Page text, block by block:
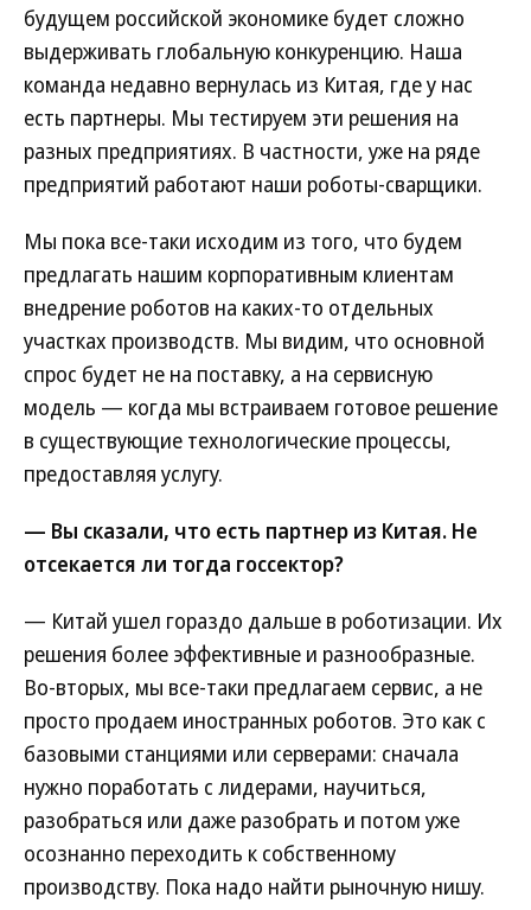
будущем российской экономике будет сложно
выдерживать глобальную конкуренцию. Наша
команда недавно вернулась из Китая, где у нас
есть партнеры. Мы тестируем эти решения на
разных предприятиях. В частности, уже на ряде
предприятий работают наши роботы-сварщики.
Мы пока все-таки исходим из того, что будем
предлагать нашим корпоративным клиентам
внедрение роботов на каких-то отдельных
участках производств. Мы видим, что основной
спрос будет не на поставку, а на сервисную
модель — когда мы встраиваем готовое решение
в существующие технологические процессы,
предоставляя услугу.
— Вы сказали, что есть партнер из Китая. Не
отсекается ли тогда госсектор?
— Китай ушел гораздо дальше в роботизации. Их
решения более эффективные и разнообразные.
Во-вторых, мы все-таки предлагаем сервис, а не
просто продаем иностранных роботов. Это как с
базовыми станциями или серверами: сначала
нужно поработать с лидерами, научиться,
разобраться или даже разобрать и потом уже
осознанно переходить к собственному
производству. Пока надо найти рыночную нишу.